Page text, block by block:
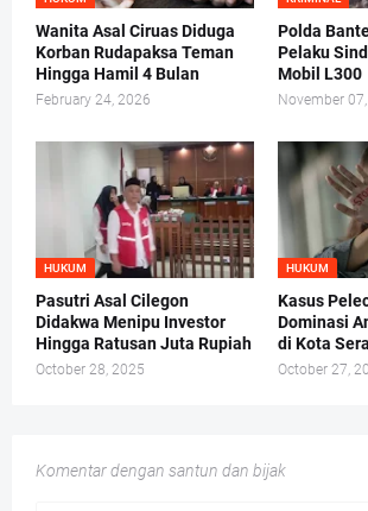
Wanita Asal Ciruas Diduga
Korban Rudapaksa Teman
Hingga Hamil 4 Bulan
February 24, 2026
Polda
Pelaku
Mobil L300
November
HUKUM
Pasutri Asal Cilegon
Didakwa Menipu Investor
Hingga Ratusan Juta Rupiah
October 28, 2025
HUKUM
Kasus
Dominasi
di Kota
October 27,
Komentar dengan santun dan bijak